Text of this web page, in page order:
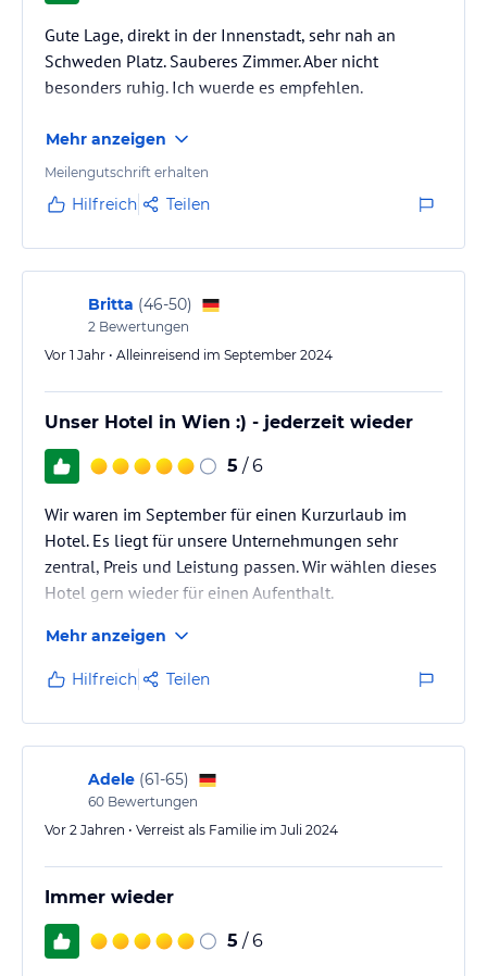
bieten nicht nur einen Ort zum Entspannen, sondern auch
Aktivitäten wie Bootsfahrten auf dem Kanal oder einen
öffentlichen Pool auf einem Boot. Genießen Sie die Sonne und die
herrliche Aussicht auf die Stadt und lassen Sie den Alltag hinter
Hinweis:
Verfasst von HolidayCheck mit Hilfe von KI. Alle
Angaben ohne Gewähr. Bitte lies vor der Buchung die
verbindlichenAngebotsdetails des jeweiligen Veranstalters.
Gute Lage, direkt in der Innenstadt, sehr nah an
Schweden Platz. Sauberes Zimmer. Aber nicht
besonders ruhig. Ich wuerde es empfehlen.
Mehr anzeigen
Meilengutschrift erhalten
Hilfreich Teilen
Britta (46-50)
2 Bewertungen
Vor 1 Jahr • Alleinreisend im September 2024
Unser Hotel in Wien :) - jederzeit wieder
5 / 6
Wir waren im September für einen Kurzurlaub im
Hotel. Es liegt für unsere Unternehmungen sehr
zentral, Preis und Leistung passen. Wir wählen dieses
Hotel gern wieder für einen Aufenthalt.
Mehr anzeigen
Hilfreich Teilen
Adele (61-65)
60 Bewertungen
Vor 2 Jahren • Verreist als Familie im Juli 2024
Immer wieder
5 / 6